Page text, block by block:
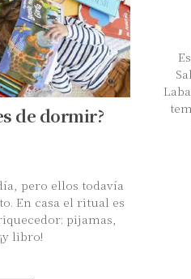
de dormir?
pero ellos todavía
En casa el ritual es
pijamas,
libro!